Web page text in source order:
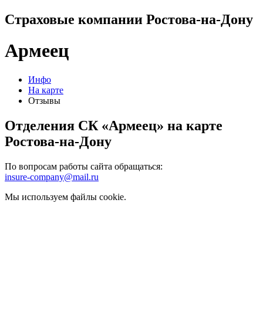
Страховые компании Ростова-на-Дону
Армеец
Инфо
На карте
Отзывы
Отделения СК «Армеец» на карте
Ростова-на-Дону
По вопросам работы сайта обращаться:
insure-company@mail.ru
Мы используем файлы cookie.